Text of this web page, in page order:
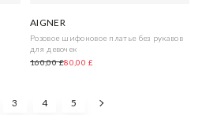
AIGNER
Розовое шифоновое платье без рукавов
для девочек
160,00 £80,00 £
3 4 5